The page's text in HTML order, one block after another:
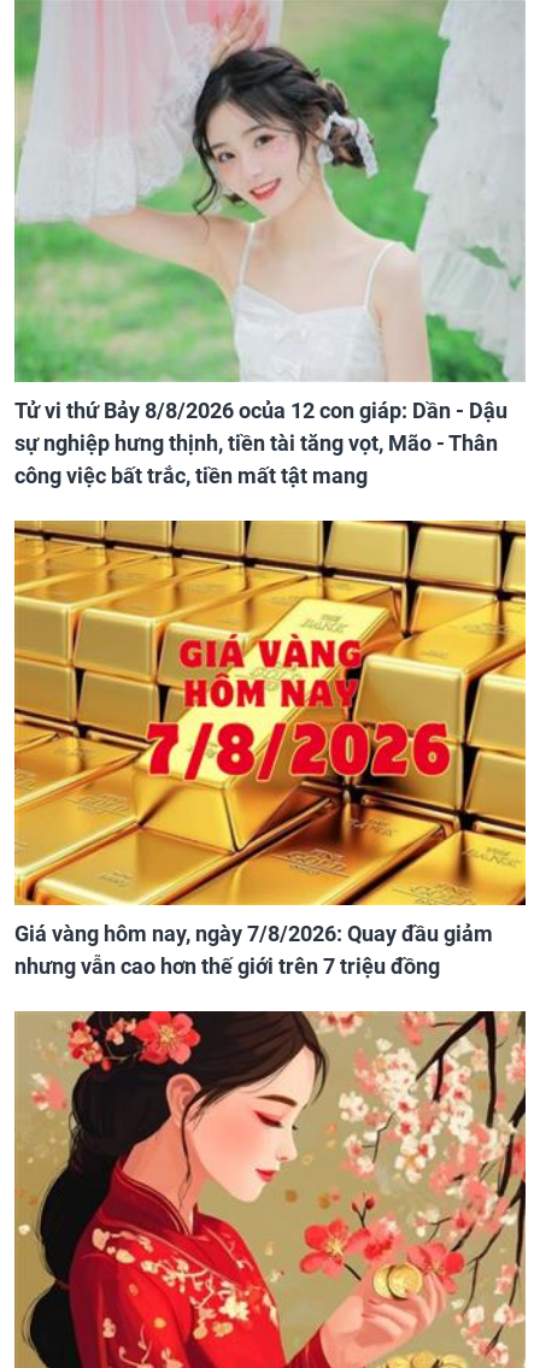
Tử vi thứ Bảy 8/8/2026 ocủa 12 con giáp: Dần - Dậu
sự nghiệp hưng thịnh, tiền tài tăng vọt, Mão - Thân
công việc bất trắc, tiền mất tật mang
Giá vàng hôm nay, ngày 7/8/2026: Quay đầu giảm
nhưng vẫn cao hơn thế giới trên 7 triệu đồng